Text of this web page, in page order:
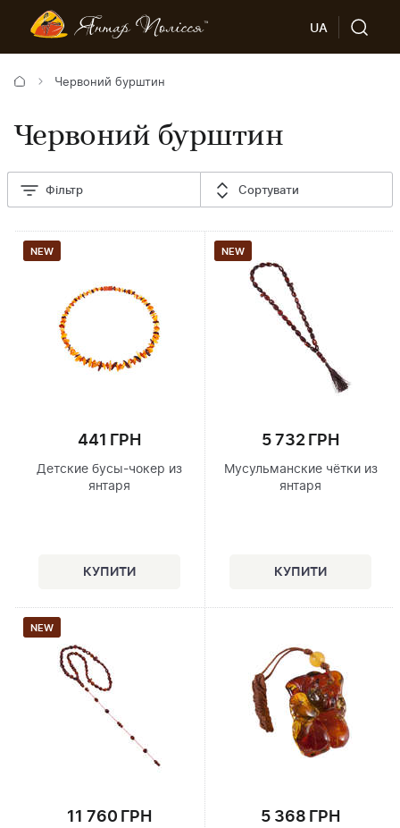
UA
Червоний бурштин
Червоний бурштин
Фільтр Сортувати
NEW
441 ГРН
Детские бусы-чокер из
янтаря
NEW
5 732 ГРН
Мусульманские чётки из
янтаря
NEW
11 760 ГРН 5 368 ГРН